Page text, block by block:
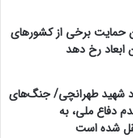
برخی از کشورهای
ابعاد رخ دهد
شهید طهرانچی/ جنگ‌های
دفاع ملی، به
شده است